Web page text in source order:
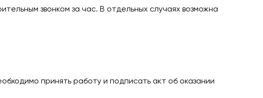
звонком за час. В отдельных случаях возможна
принять работу и подписать акт об оказании